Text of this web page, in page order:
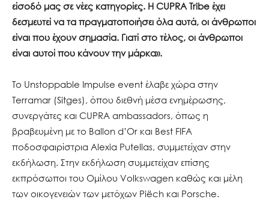
είσοδό μας σε νέες κατηγορίες. Η CUPRA Tribe έχει
δεσμευτεί να τα πραγματοποιήσει όλα αυτά, οι άνθρωποι
είναι που έχουν σημασία. Γιατί στο τέλος, οι άνθρωποι
είναι αυτοί που κάνουν την μάρκα».
Το Unstoppable Impulse event έλαβε χώρα στην
Terramar (Sitges), όπου διεθνή μέσα ενημέρωσης,
συνεργάτες και CUPRA ambassadors, όπως η
βραβευμένη με το Ballon d’Or και Best FIFA
ποδοσφαιρίστρια Alexia Putellas, συμμετείχαν στην
εκδήλωση. Στην εκδήλωση συμμετείχαν επίσης
εκπρόσωποι του Ομίλου Volkswagen καθώς και μέλη
των οικογενειών των μετόχων Piëch και Porsche.